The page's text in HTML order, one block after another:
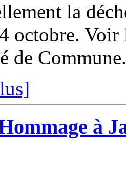
la
octobre.
de
à